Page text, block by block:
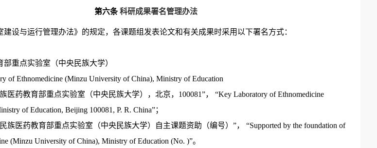
第六条科研成果署名管理办法
设与运行管理办法》的规定，各课题组发表论文和有关成果时采用以下署名方式：
重点实验室（中央民族大学）
of Ethnomedicine (Minzu University of China), Ministry of Education
医药教育部重点实验室（中央民族大学），北京，100081”， “Key Laboratory of Ethnomedicine
of Education, Beijing 100081, P. R. China”；
族医药教育部重点实验室（中央民族大学）自主课题资助（编号）”， “Supported by the foundation of
(Minzu University of China), Ministry of Education (No. )”。